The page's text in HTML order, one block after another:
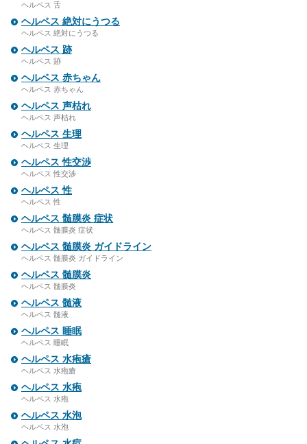
ヘルペス 舌
ヘルペス 絶対にうつる
ヘルペス 絶対にうつる
ヘルペス 跡
ヘルペス 跡
ヘルペス 赤ちゃん
ヘルペス 赤ちゃん
ヘルペス 声枯れ
ヘルペス 声枯れ
ヘルペス 生理
ヘルペス 生理
ヘルペス 性交渉
ヘルペス 性交渉
ヘルペス 性
ヘルペス 性
ヘルペス 髄膜炎 症状
ヘルペス 髄膜炎 症状
ヘルペス 髄膜炎 ガイドライン
ヘルペス 髄膜炎 ガイドライン
ヘルペス 髄膜炎
ヘルペス 髄膜炎
ヘルペス 髄液
ヘルペス 髄液
ヘルペス 睡眠
ヘルペス 睡眠
ヘルペス 水疱瘡
ヘルペス 水疱瘡
ヘルペス 水疱
ヘルペス 水疱
ヘルペス 水泡
ヘルペス 水泡